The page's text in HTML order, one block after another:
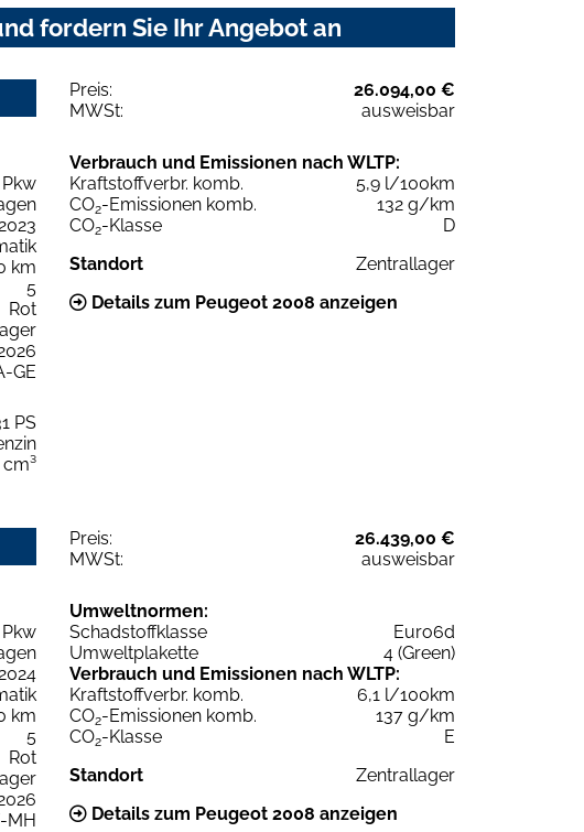
fordern Sie Ihr Angebot an
Preis:
26.094,00 €
MWSt:
ausweisbar
Pkw
km
5
Rot
GE
PS
cm³
Verbrauch und Emissionen nach WLTP:
Kraftstoffverbr. komb.
5,9 l/100km
CO2-Emissionen komb.
132 g/km
CO2-Klasse
D
Standort
Zentrallager
Details zum Peugeot 2008 anzeigen
Preis:
26.439,00 €
MWSt:
ausweisbar
Pkw
km
5
Rot
MH
Umweltnormen:
Schadstoffklasse
Euro6d
Umweltplakette
4 (Green)
Verbrauch und Emissionen nach WLTP:
Kraftstoffverbr. komb.
6,1 l/100km
CO2-Emissionen komb.
137 g/km
CO2-Klasse
E
Standort
Zentrallager
Details zum Peugeot 2008 anzeigen